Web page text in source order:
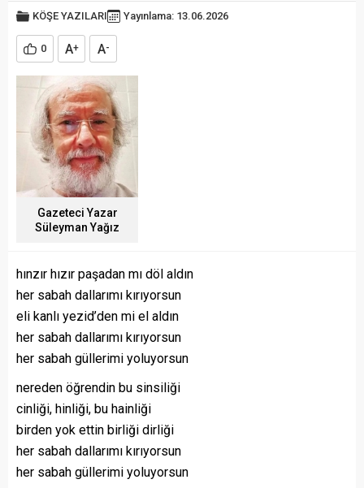
KÖŞE YAZILARI Yayınlama: 13.06.2026
0 A+ A-
Gazeteci Yazar
Süleyman Yağız
hınzır hızır paşadan mı döl aldın
her sabah dallarımı kırıyorsun
eli kanlı yezid’den mi el aldın
her sabah dallarımı kırıyorsun
her sabah güllerimi yoluyorsun
nereden öğrendin bu sinsiliği
cinliği, hinliği, bu hainliği
birden yok ettin birliği dirliği
her sabah dallarımı kırıyorsun
her sabah güllerimi yoluyorsun